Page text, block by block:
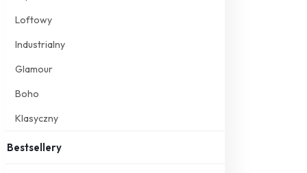
Loftowy
Industrialny
Glamour
Boho
Klasyczny
Bestsellery